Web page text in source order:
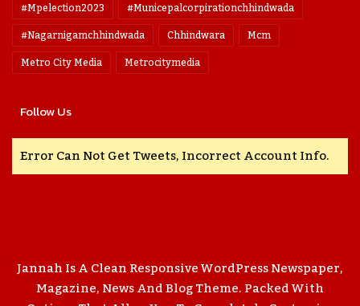
#mpelection2023
#municepalcorpirationchhindwada
#nagarnigamchhindwada
Chhindwara
Mcm
Metro City Media
Metrocitymedia
Follow Us
Error Can Not Get Tweets, Incorrect Account Info.
Jannah Is A Clean Responsive WordPress Newspaper,
Magazine, News And Blog Theme. Packed With